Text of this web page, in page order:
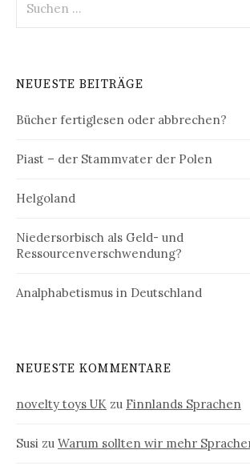
nach:
NEUESTE BEITRÄGE
Bücher fertiglesen oder abbrechen?
Piast – der Stammvater der Polen
Helgoland
Niedersorbisch als Geld- und
Ressourcenverschwendung?
Analphabetismus in Deutschland
NEUESTE KOMMENTARE
novelty toys UK zu Finnlands Sprachen
Susi zu Warum sollten wir mehr